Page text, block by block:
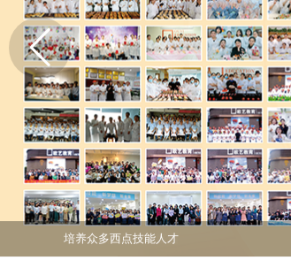
免费课程活动出炉
专业西点技能职业培训
培养众多西点技能人才
免费课程活动出炉
专业西点技能职业培训